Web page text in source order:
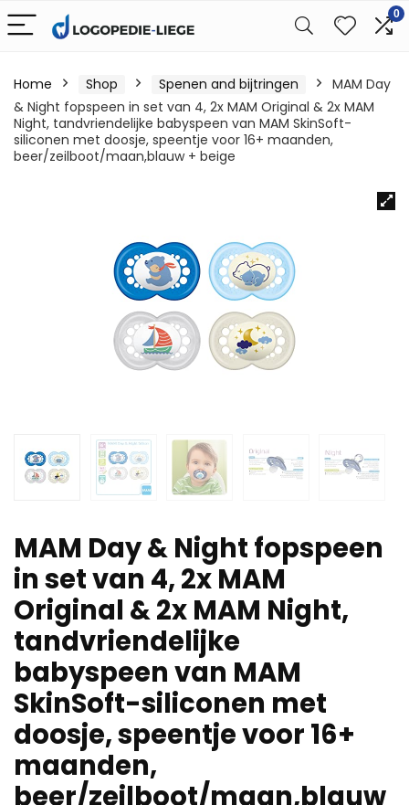
0
Home Shop Spenen and bijtringen
MAM Day
& Night fopspeen in set van 4, 2x MAM Original & 2x MAM
Night, tandvriendelijke babyspeen van MAM SkinSoft-
siliconen met doosje, speentje voor 16+ maanden,
beer/zeilboot/maan,blauw + beige
MAM Day & Night fopspeen
in set van 4, 2x MAM
Original & 2x MAM Night,
tandvriendelijke
babyspeen van MAM
SkinSoft-siliconen met
doosje, speentje voor 16+
maanden,
beer/zeilboot/maan,blauw